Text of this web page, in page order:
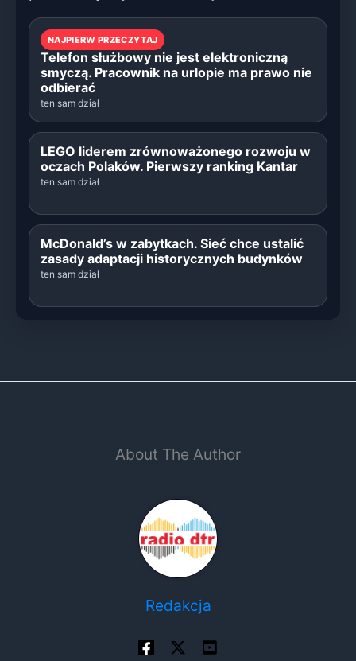
NAJPIERW PRZECZYTAJ
Telefon służbowy nie jest elektroniczną
smyczą. Pracownik na urlopie ma prawo nie
odbierać
ten sam dział
LEGO liderem zrównoważonego rozwoju w
oczach Polaków. Pierwszy ranking Kantar
ten sam dział
McDonald’s w zabytkach. Sieć chce ustalić
zasady adaptacji historycznych budynków
ten sam dział
About The Author
Redakcja